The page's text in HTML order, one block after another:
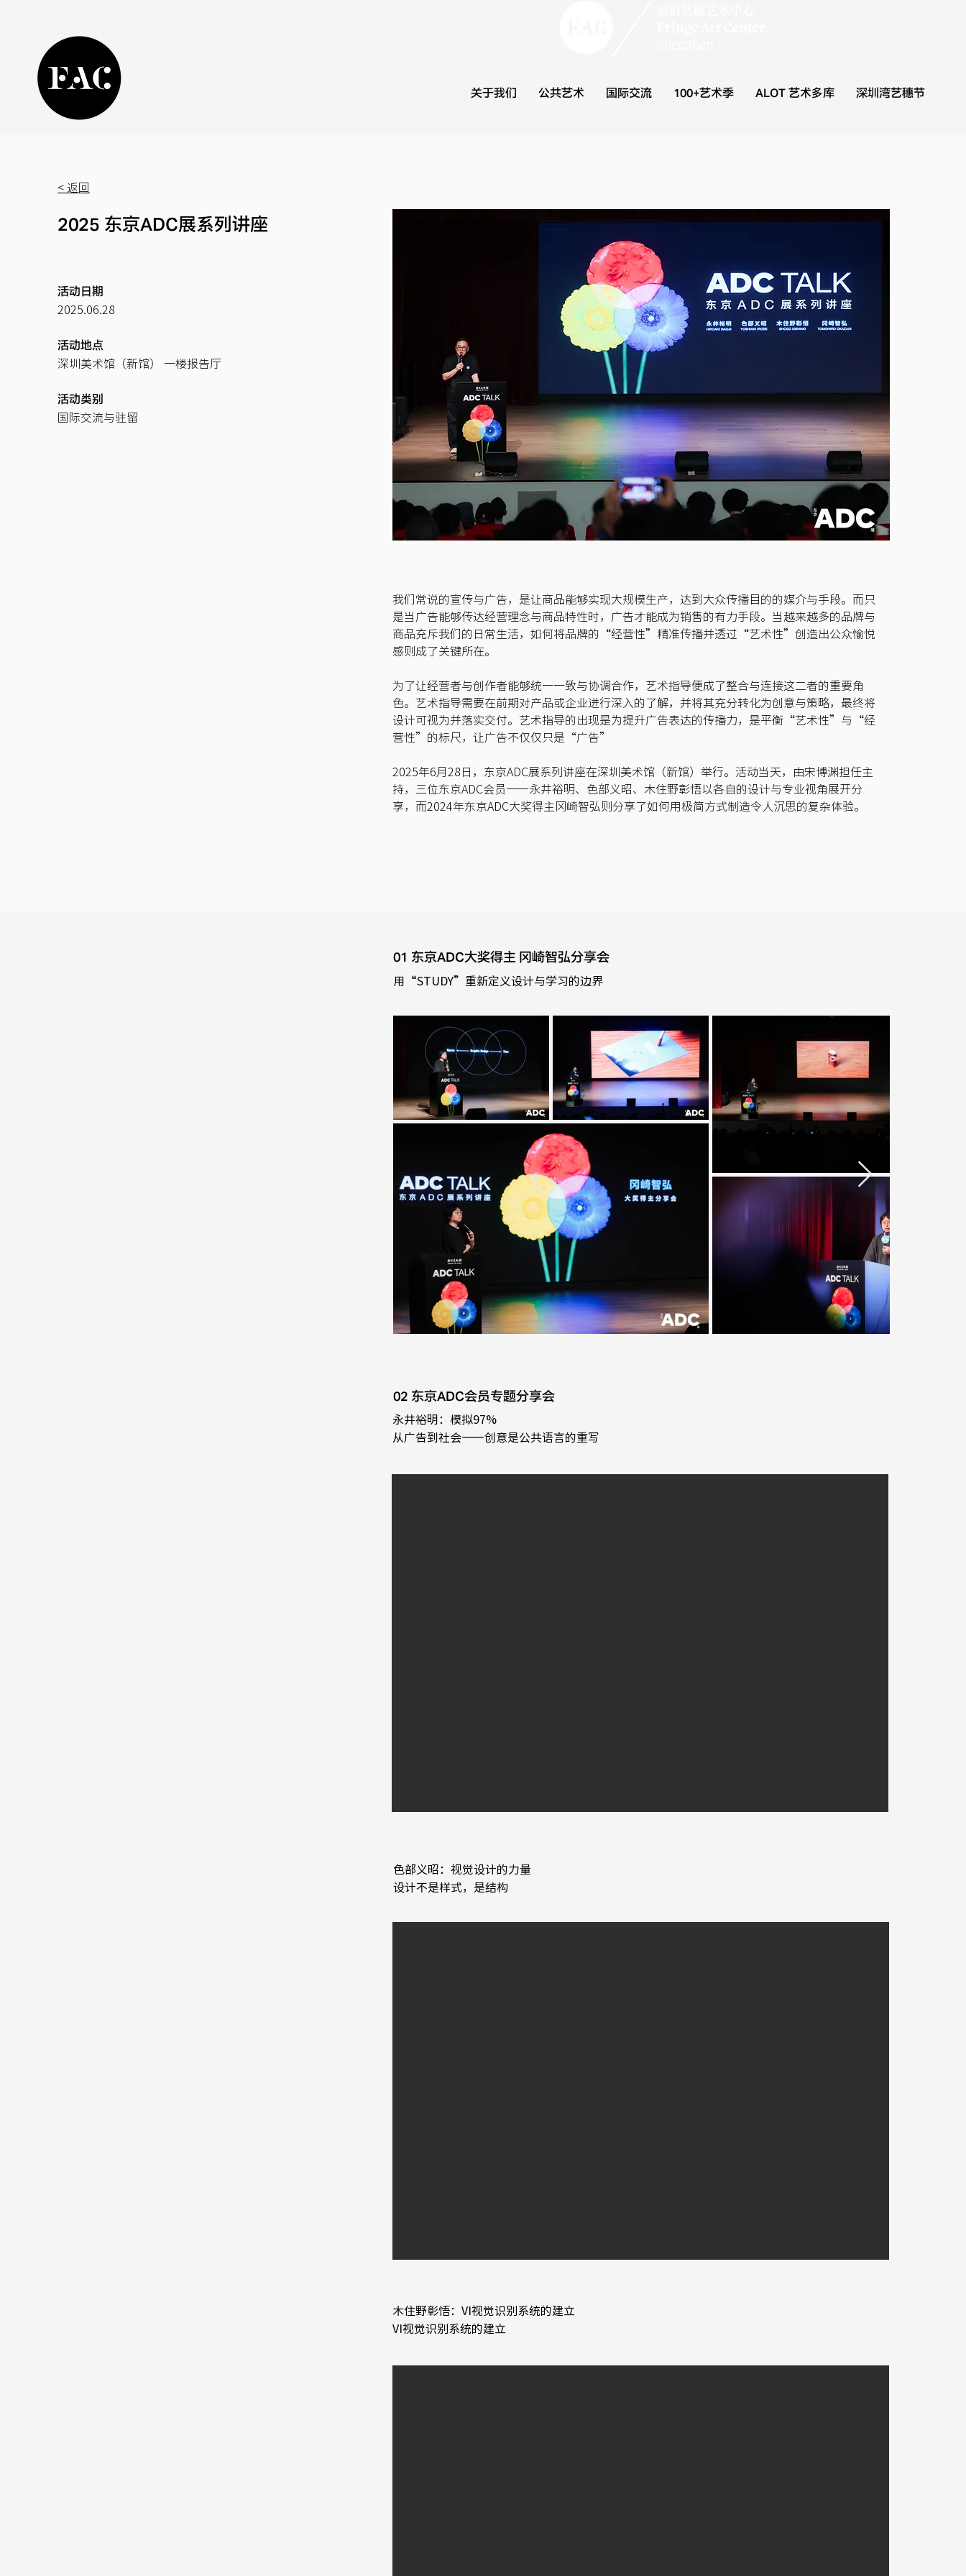
关于我们 公共艺术 国际交流 100+艺术季 ALOT 艺术多库 深圳湾艺穗节
< 返回
2025 东京ADC展系列讲座
活动日期
2025.06.28
活动地点
深圳美术馆（新馆） 一楼报告厅
活动类别
国际交流与驻留
我们常说的宣传与广告，是让商品能够实现大规模生产，达到大众传播目的的媒介与手段。而只
是当广告能够传达经营理念与商品特性时，广告才能成为销售的有力手段。当越来越多的品牌与
商品充斥我们的日常生活，如何将品牌的“经营性”精准传播并透过“艺术性”创造出公众愉悦
感则成了关键所在。
为了让经营者与创作者能够统一一致与协调合作，艺术指导便成了整合与连接这二者的重要角
色。艺术指导需要在前期对产品或企业进行深入的了解，并将其充分转化为创意与策略，最终将
设计可视为并落实交付。艺术指导的出现是为提升广告表达的传播力，是平衡“艺术性”与“经
营性”的标尺，让广告不仅仅只是“广告”
2025年6月28日，东京ADC展系列讲座在深圳美术馆（新馆）举行。活动当天，由宋博渊担任主
持，三位东京ADC会员——永井裕明、色部义昭、木住野彰悟以各自的设计与专业视角展开分
享，而2024年东京ADC大奖得主冈崎智弘则分享了如何用极简方式制造令人沉思的复杂体验。
01 东京ADC大奖得主 冈崎智弘分享会
用“STUDY”重新定义设计与学习的边界
02 东京ADC会员专题分享会
永井裕明：模拟97%
​从广告到社会——创意是公共语言的重写
色部义昭：视觉设计的力量
​设计不是样式，是结构
木住野彰悟：VI视觉识别系统的建立
​VI视觉识别系统的建立